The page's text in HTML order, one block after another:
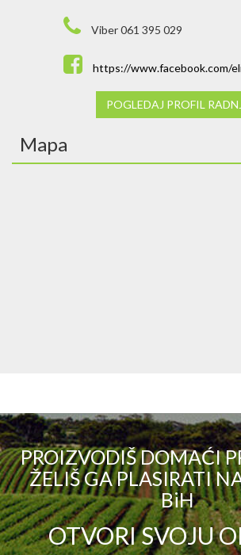
Viber 061 395 029
https://www.facebook.com/
POGLEDAJ PROFIL
Mapa
PROIZVODIŠ DOMAĆI
ŽELIŠ GA PLASIRATI
BiH
OTVORI SVOJU